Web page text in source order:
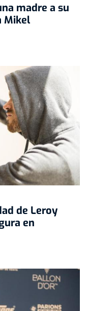
madre a su
Mikel
de Leroy
en